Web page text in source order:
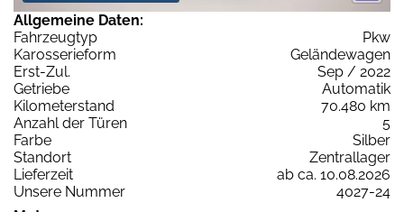
Allgemeine Daten:
Fahrzeugtyp
Pkw
Karosserieform
Geländewagen
Erst-Zul.
Sep / 2022
Getriebe
Automatik
Kilometerstand
70.480 km
Anzahl der Türen
5
Farbe
Silber
Standort
Zentrallager
Lieferzeit
ab ca. 10.08.2026
Unsere Nummer
4027-24